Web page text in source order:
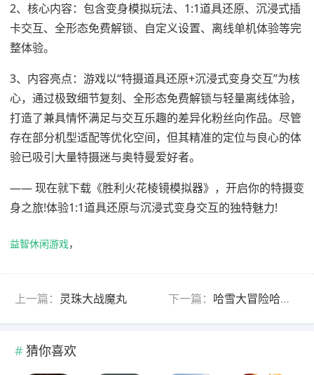
2、核心内容：包含变身模拟玩法、1:1道具还原、沉浸式插
卡交互、全形态免费解锁、自定义设置、离线单机体验等完
整体验。
3、内容亮点：游戏以“特摄道具还原+沉浸式变身交互”为核
心，通过极致细节复刻、全形态免费解锁与轻量离线体验，
打造了兼具情怀满足与交互乐趣的差异化粉丝向作品。尽管
存在部分机型适配等优化空间，但其精准的定位与良心的体
验已吸引大量特摄迷与奥特曼爱好者。
—— 现在就下载《胜利火花棱镜模拟器》，开启你的特摄变
身之旅!体验1:1道具还原与沉浸式变身交互的独特魅力!
益智休闲游戏，
上一篇： 灵珠大战魔丸 下一篇： 哈雪大冒险哈基米版
猜你喜欢